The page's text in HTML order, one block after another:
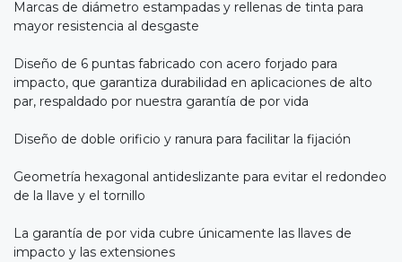
Marcas de diámetro estampadas y rellenas de tinta para
mayor resistencia al desgaste
Diseño de 6 puntas fabricado con acero forjado para
impacto, que garantiza durabilidad en aplicaciones de alto
par, respaldado por nuestra garantía de por vida
Diseño de doble orificio y ranura para facilitar la fijación
Geometría hexagonal antideslizante para evitar el redondeo
de la llave y el tornillo
La garantía de por vida cubre únicamente las llaves de
impacto y las extensiones